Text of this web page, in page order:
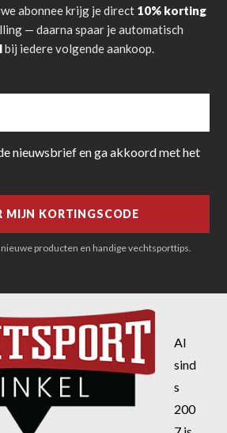
abonnee krijg je direct 10% korting
— daarna spaar je automatisch
bij iedere volgende aankoop.
nieuwsbrief en ga akkoord met het
producten en handige vechtsporttips.
Al
sind
s
200